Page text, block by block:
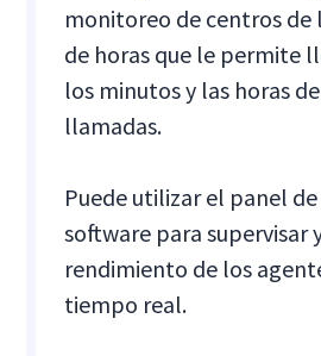
monitoreo de centros de
de horas que le permite
los minutos y las horas
llamadas.
Puede utilizar el panel
software para supervisar
rendimiento de los
tiempo real.